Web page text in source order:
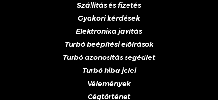
Szállítás és fizetés
Gyakori kérdések
Elektronika javítás
Turbó beépítési előírások
Turbó azonosítás segédlet
Turbó hiba jelei
Vélemények
Cégtörténet